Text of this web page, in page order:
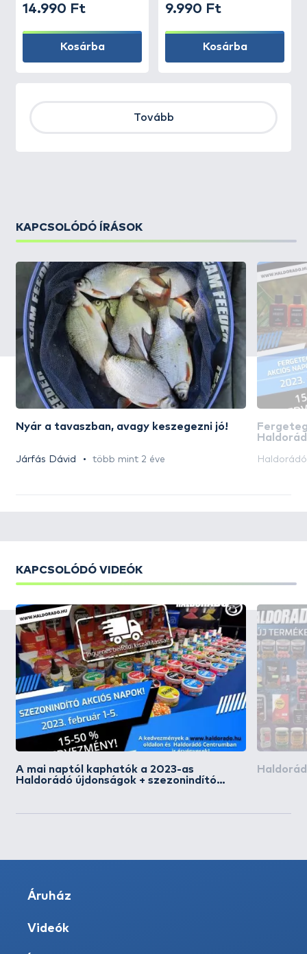
14.990 Ft
Kosárba
9.990 Ft
Kosárba
Tovább
KAPCSOLÓDÓ ÍRÁSOK
Nyár a tavaszban, avagy keszegezni jó!
Járfás Dávid több mint 2 éve
KAPCSOLÓDÓ VIDEÓK
A mai naptól kaphatók a 2023-as
Haldorádó újdonságok + szezonindító
Áruház
Videók